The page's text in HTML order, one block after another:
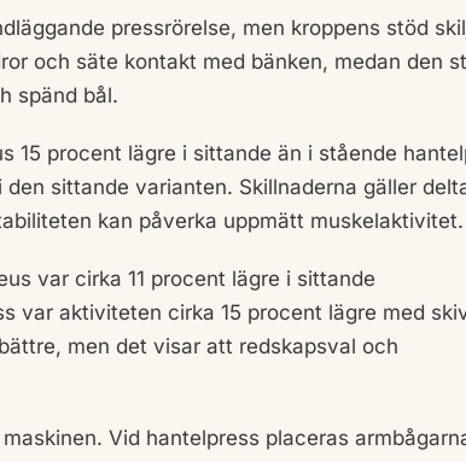
pressrörelse, men kroppens stöd
och säte kontakt med bänken, medan den
spänd bål.
15 procent lägre i sittande än i stående
sittande varianten. Skillnaderna gäller
kan påverka uppmätt muskelaktivitet.
var cirka 11 procent lägre i sittande
var aktiviteten cirka 15 procent lägre med
men det visar att redskapsval och
Vid hantelpress placeras